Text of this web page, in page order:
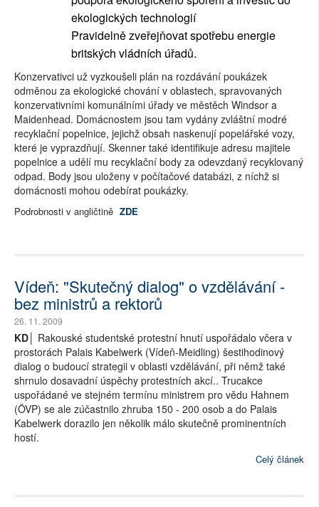
ekologických technologií
Pravidelně zveřejňovat spotřebu energie
britských vládních úřadů.
Konzervativci už vyzkoušeli plán na rozdávání poukázek
odměnou za ekologické chování v oblastech, spravovaných
konzervativními komunálními úřady ve městěch Windsor a
Maidenhead. Domácnostem jsou tam vydány zvláštní modré
recyklační popelnice, jejichž obsah naskenují popelářské vozy,
které je vyprazdňují. Skenner také identifikuje adresu majitele
popelnice a udělí mu recyklační body za odevzdaný recyklovaný
odpad. Body jsou uloženy v počítačové databázi, z níchž si
domácnosti mohou odebírat poukázky.
Podrobnosti v angličtině ZDE
Vídeň: "Skutečný dialog" o vzdělávání -
bez ministrů a rektorů
26. 11. 2009
KD│
Rakouské studentské protestní hnutí uspořádalo včera v
prostorách Palais Kabelwerk (Vídeň-Meidling) šestihodinový
dialog o budoucí strategii v oblasti vzdělávání, při němž také
shrnulo dosavadní úspěchy protestních akcí.. Trucakce
uspořádané ve stejném termínu ministrem pro vědu Hahnem
(ÖVP) se ale zúčastnilo zhruba 150 - 200 osob a do Palais
Kabelwerk dorazilo jen několik málo skutečně prominentních
hostí.
Celý článek